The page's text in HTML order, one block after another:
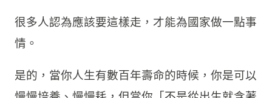
很多人認為應該要這樣走，才能為國家做一點事
情。
是的，當你人生有數百年壽命的時候，你是可以